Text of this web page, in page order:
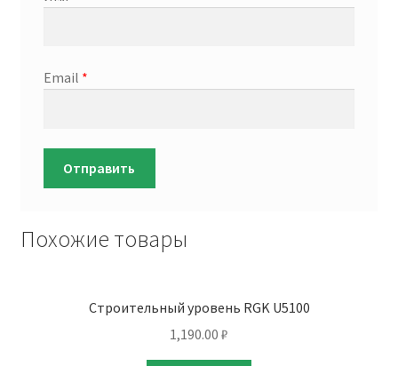
Email *
Похожие товары
Строительный уровень RGK U5100
1,190.00 ₽